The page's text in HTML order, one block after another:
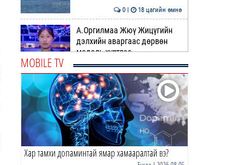
0 | 18 цагийн өмнө
А.Оргилмаа Жюү Жицүгийн
дэлхийн аваргаас дөрвөн
медаль хүртлээ
“Хотын дарга сонсож байна”
150150 тусгай дугаарыг
наймдугаар сарын 14-…
0 | 18 цагийн өмнө
НИТХ | Иргэдийн өргөдөл,
MOBILE TV
Хар тамхи допаминтай ямар хамааралтай вэ?